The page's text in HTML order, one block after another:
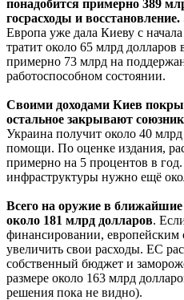
понадобится примерно 389
госрасходы и восстановление.
Европа уже дала Киеву с
тратит около 65 млрд
примерно 73 млрд на
работоспособном состоянии.
Своими доходами Киев
остальное закрывают
Украина получит около 40
помощи. По оценке издания,
примерно на 5 процентов в
инфраструктуры нужно ещё
Всего на оружие в
около 181 млрд долларов.
финансировании, европейским
увеличить свои расходы. ЕС
собственный бюджет и
размере около 163 млрд
решения пока не видно).